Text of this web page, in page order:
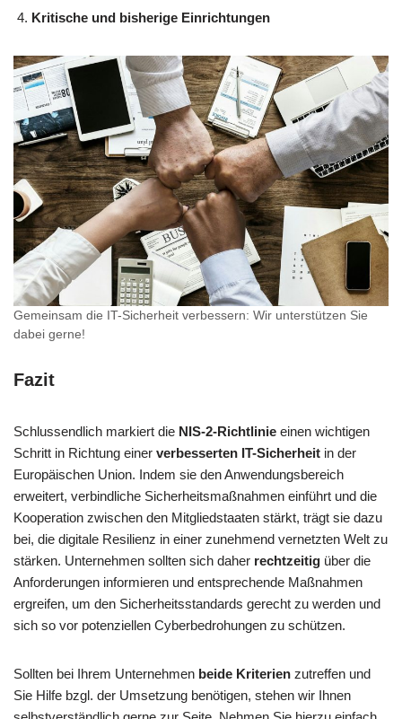
Kritische und bisherige Einrichtungen
Gemeinsam die IT-Sicherheit verbessern: Wir unterstützen Sie
dabei gerne!
Fazit
Schlussendlich markiert die NIS-2-Richtlinie einen wichtigen
Schritt in Richtung einer verbesserten IT-Sicherheit in der
Europäischen Union. Indem sie den Anwendungsbereich
erweitert, verbindliche Sicherheitsmaßnahmen einführt und die
Kooperation zwischen den Mitgliedstaaten stärkt, trägt sie dazu
bei, die digitale Resilienz in einer zunehmend vernetzten Welt zu
stärken. Unternehmen sollten sich daher rechtzeitig über die
Anforderungen informieren und entsprechende Maßnahmen
ergreifen, um den Sicherheitsstandards gerecht zu werden und
sich so vor potenziellen Cyberbedrohungen zu schützen.
Sollten bei Ihrem Unternehmen beide Kriterien zutreffen und
Sie Hilfe bzgl. der Umsetzung benötigen, stehen wir Ihnen